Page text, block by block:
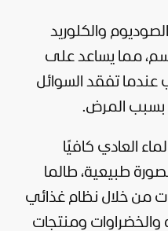
والكلوريد
مما يساعد على
تفقد السوائل
بسبب المرض.
العادي كافيًا
طبيعية، طالما
من خلال نظام غذائي
ومنتجات